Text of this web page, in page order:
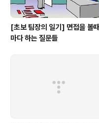
[초보 팀장의 일기] 면접을 볼때
마다 하는 질문들